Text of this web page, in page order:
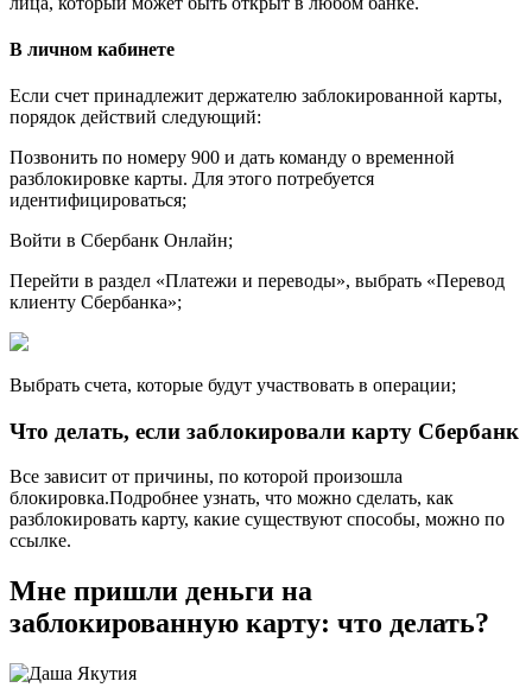
В личном кабинете
Если счет принадлежит держателю заблокированной карты,
порядок действий следующий:
Позвонить по номеру 900 и дать команду о временной
разблокировке карты. Для этого потребуется
идентифицироваться;
Войти в Сбербанк Онлайн;
Перейти в раздел «Платежи и переводы», выбрать «Перевод
клиенту Сбербанка»;
Выбрать счета, которые будут участвовать в операции;
Что делать, если заблокировали карту Сбербанк
Все зависит от причины, по которой произошла
блокировка.Подробнее узнать, что можно сделать, как
разблокировать карту, какие существуют способы, можно по
ссылке.
Мне пришли деньги на
заблокированную карту: что делать?